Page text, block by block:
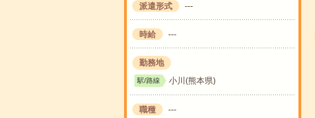
派遣形式 ---
時給 ---
勤務地
駅/路線 小川(熊本県)
職種 ---